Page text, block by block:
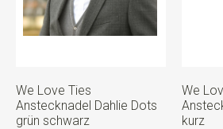
We Love Ties
Anstecknadel Dahlie Dots
grün schwarz
We
kurz